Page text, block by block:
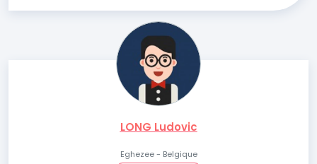
LONG Ludovic
Eghezee - Belgique